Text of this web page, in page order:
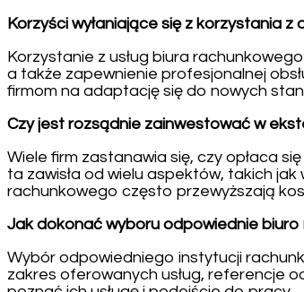
Korzyści wyłaniające się z korzystania
Korzystanie z usług biura
a także zapewnienie profesjonalnej
firmom na adaptację się do nowych
Czy jest rozsądnie zainwestować w
Wiele firm zastanawia się, czy opłaca
ta zawisła od wielu aspektów, takich
rachunkowego często przewyższają
Jak dokonać wyboru odpowiednie
Wybór odpowiedniego instytucji
zakres oferowanych usług, referencje